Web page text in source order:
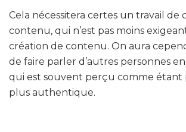
Cela nécessitera certes un travail de
contenu, qui n’est pas moins
création de contenu. On aura
de faire parler d’autres personnes
qui est souvent perçu comme étant
plus authentique.